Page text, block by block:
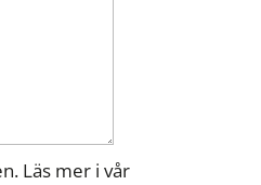
Läs mer i vår